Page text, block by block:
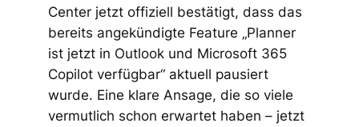
Center jetzt offiziell bestätigt, dass das
bereits angekündigte Feature „Planner
ist jetzt in Outlook und Microsoft 365
Copilot verfügbar“ aktuell pausiert
wurde. Eine klare Ansage, die so viele
vermutlich schon erwartet haben – jetzt